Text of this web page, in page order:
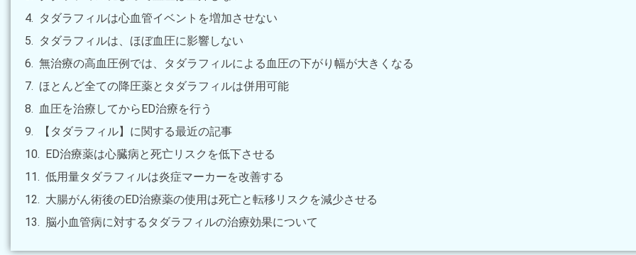
タダラフィルは心血管イベントを増加させない
タダラフィルは、ほぼ血圧に影響しない
無治療の高血圧例では、タダラフィルによる血圧の下がり幅が大きくなる
ほとんど全ての降圧薬とタダラフィルは併用可能
血圧を治療してからED治療を行う
【タダラフィル】に関する最近の記事
ED治療薬は心臓病と死亡リスクを低下させる
低用量タダラフィルは炎症マーカーを改善する
大腸がん術後のED治療薬の使用は死亡と転移リスクを減少させる
脳小血管病に対するタダラフィルの治療効果について